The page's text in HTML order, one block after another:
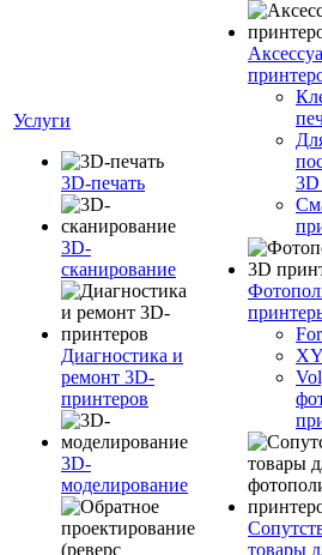
Услуги
3D-печать
3D-
сканирование
Диагностика и
ремонт 3D-
принтеров
3D-
моделирование
3D
товары